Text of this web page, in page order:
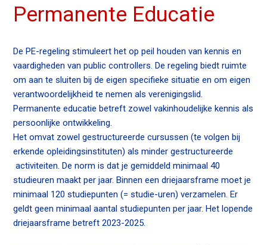
m
p
o
n
a
v
i
g
a
t
o
n
J
u
Permanente Educatie
De PE-regeling stimuleert het op peil houden van kennis en
vaardigheden van public controllers. De regeling biedt ruimte
om aan te sluiten bij de eigen specifieke situatie en om eigen
verantwoordelijkheid te nemen als verenigingslid.
Permanente educatie betreft zowel vakinhoudelijke kennis als
persoonlijke ontwikkeling.
Het omvat zowel gestructureerde cursussen (te volgen bij
erkende opleidingsinstituten) als minder gestructureerde
activiteiten. De norm is dat je gemiddeld minimaal 40
studieuren maakt per jaar. Binnen een driejaarsframe moet je
minimaal 120 studiepunten (= studie-uren) verzamelen. Er
geldt geen minimaal aantal studiepunten per jaar. Het lopende
driejaarsframe betreft 2023-2025.
Lid Worden
Contact
Zoek
Inloggen